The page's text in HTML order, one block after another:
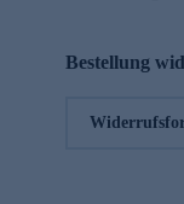
Bestellung